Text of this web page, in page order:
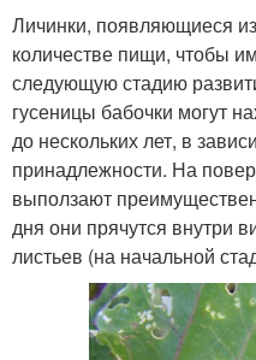
Личинки, появляющиеся
количестве пищи, чтобы
следующую стадию
гусеницы бабочки могут
до нескольких лет, в
принадлежности. На
выползают
дня они прячутся внутри
листьев (на начальной